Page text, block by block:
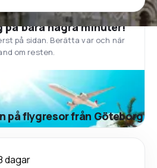
bara några minuter!
på sidan. Berätta var och när
om resten.
på flygresor från Göteborg
dagar